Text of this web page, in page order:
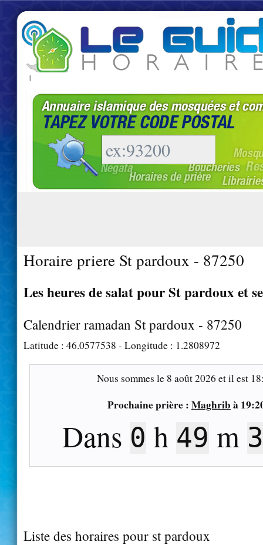
|
Horaire priere St pardoux - 87250
Les heures de salat pour St pardoux et
Calendrier ramadan St pardoux - 87250
Latitude : 46.0577538 - Longitude : 1.2808972
Nous sommes le 8 août 2026 et il est
Prochaine prière : Maghrib à
Dans 0 h 49 m
Liste des horaires pour st pardoux